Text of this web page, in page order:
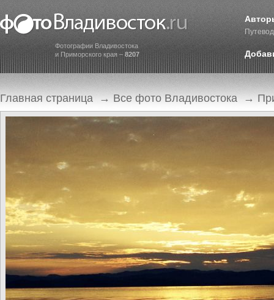
Фотографии Владивостока
и Приморского края – 8207
Главная страница → Все фото Владивостока →